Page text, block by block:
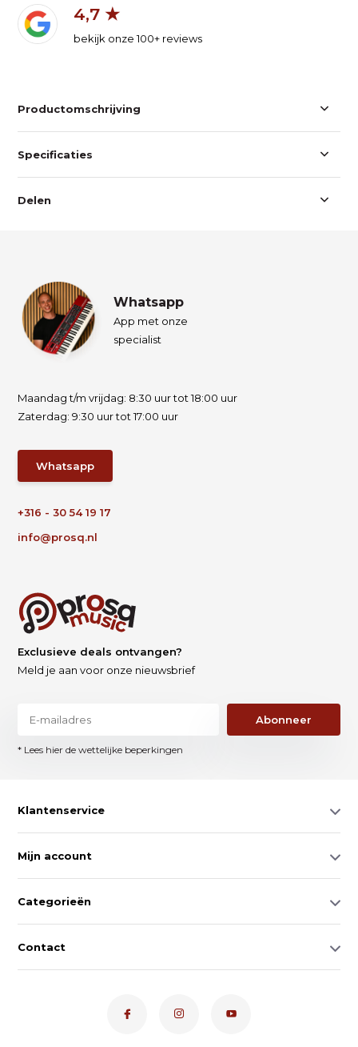
4,7 ★
bekijk onze 100+ reviews
Productomschrijving
Specificaties
Delen
Whatsapp
App met onze
specialist
Maandag t/m vrijdag: 8:30 uur tot 18:00 uur
Zaterdag: 9:30 uur tot 17:00 uur
Whatsapp
+316 - 30 54 19 17
info@prosq.nl
Exclusieve deals ontvangen?
Meld je aan voor onze nieuwsbrief
Abonneer
* Lees hier de wettelijke beperkingen
Klantenservice
Mijn account
Categorieën
Contact